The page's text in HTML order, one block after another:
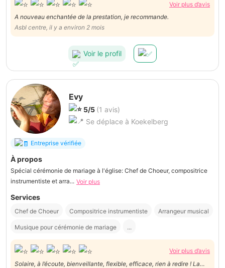
Voir plus d’avis
A nouveau enchantée de la prestation, je recommande.
Asbl centre, il y a environ 2 mois
Voir le profil
Evy
5/5 (1 avis)
Se déplace à Koekelberg
Entreprise vérifiée
À propos
Spécial cérémonie de mariage à l'église: Chef de Choeur, compositrice
instrumentiste et arra... Voir plus
Services
Chef de Choeur Compositrice instrumentiste Arrangeur musical
Musique pour cérémonie de mariage ...
Voir plus d’avis
Solaire, à l’écoute, bienveillante, flexible, efficace, rien à redire ! La